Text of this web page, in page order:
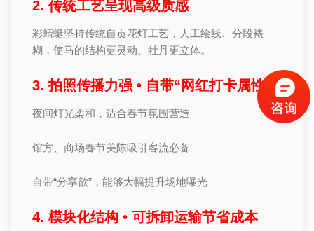
2. 传统工艺呈现高级质感
彩蜻蜓坚持传统自贡花灯工艺，人工绘线、分段裱
糊，使马的结构更灵动、牡丹更立体。
3. 拍照传播力强 • 自带“网红打卡属性”
夜间灯光柔和，适合春节氛围营造
馆方、商场春节美陈吸引客流必备
自带“分享欲”，能够大幅提升场地曝光
4. 模块化结构 • 可拆卸运输节省成本